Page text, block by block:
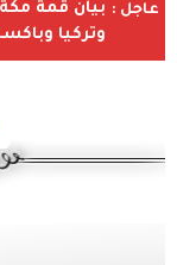
عاجل : بيان قمة
وتركيا